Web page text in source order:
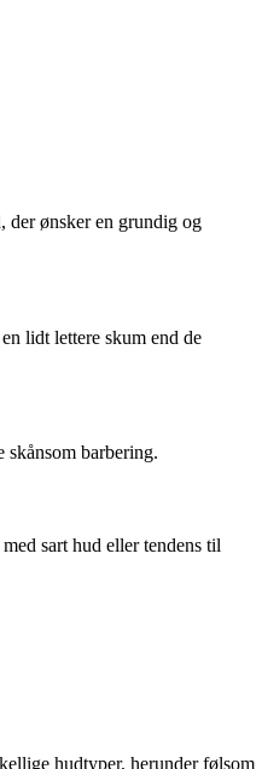
der ønsker en grundig og
lidt lettere skum end de
barbering.
sart hud eller tendens til
hudtyper, herunder følsom